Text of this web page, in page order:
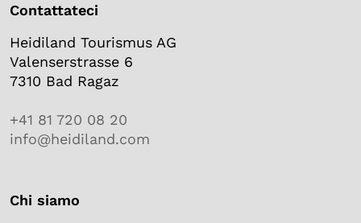
Contattateci
Heidiland Tourismus AG
Valenserstrasse 6
7310 Bad Ragaz
+41 81 720 08 20
info@heidiland.com
Chi siamo